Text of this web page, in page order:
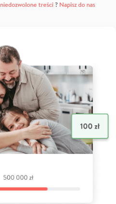
niedozwolone treści? Napisz do nas